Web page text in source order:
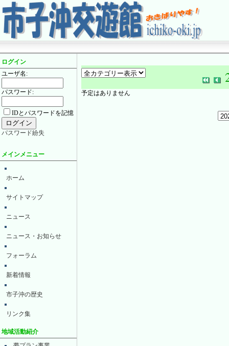
ログイン
ユーザ名:
パスワード:
IDとパスワードを記憶
パスワード紛失
メインメニュー
ホーム
サイトマップ
ニュース
ニュース・お知らせ
フォーラム
新着情報
市子沖の歴史
リンク集
地域活動紹介
予定はありません